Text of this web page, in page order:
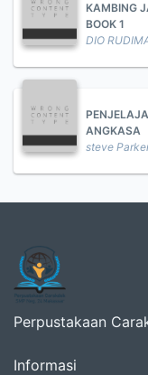
KAMBING
BOOK 1
DIO
ANGKASA
steve
Perpustakaan
Informasi